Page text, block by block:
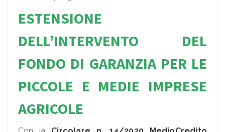
ESTENSIONE
DELL’INTERVENTO DEL
FONDO DI GARANZIA PER LE
PICCOLE E MEDIE IMPRESE
AGRICOLE